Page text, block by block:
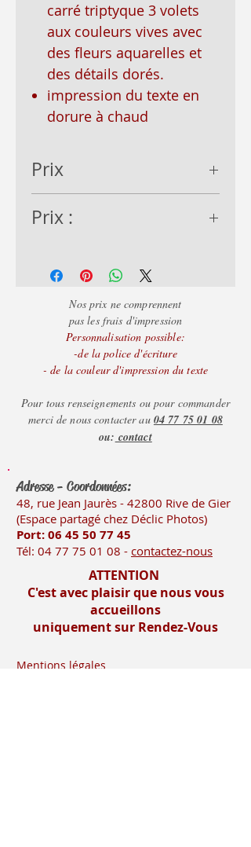
carré triptyque 3 volets
aux couleurs vives avec
des fleurs aquarelles et
des détails dorés.
impression du texte en
dorure à chaud
Prix
Prix :
- de 100 = 3.20€
e 100 = 2.95€
Nos prix ne comprennent
pas les frais d'impression
Personnalisation possible:
-de la police d'écriture
- de la couleur d'impression du texte
Pour tous renseignements ou pour commander
merci de nous contacter au 04 77 75 01 08
ou: contact
Adresse - Coordonnées:
48, rue Jean Jaurès - 42800 Rive de Gier
(Espace partagé chez Déclic Photos)
Port: 06 45 50 77 45
Tél: 04 77 75 01 08 - contactez-nous
ATTENTION
C'est avec plaisir que nous vous
accueillons
uniquement sur Rendez-Vous
Mentions légales